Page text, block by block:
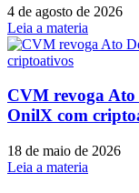
4 de agosto de 2026
Leia a materia
CVM revoga
OnilX com
18 de maio de 2026
Leia a materia